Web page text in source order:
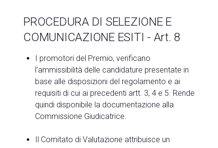
PROCEDURA DI SELEZIONE E
COMUNICAZIONE ESITI - Art. 8
I promotori del Premio, verificano
l’ammissibilità delle candidature presentate in
base alle disposizioni del regolamento e ai
requisiti di cui ai precedenti artt. 3, 4 e 5. Rende
quindi disponibile la documentazione alla
Commissione Giudicatrice.
Il Comitato di Valutazione attribuisce un